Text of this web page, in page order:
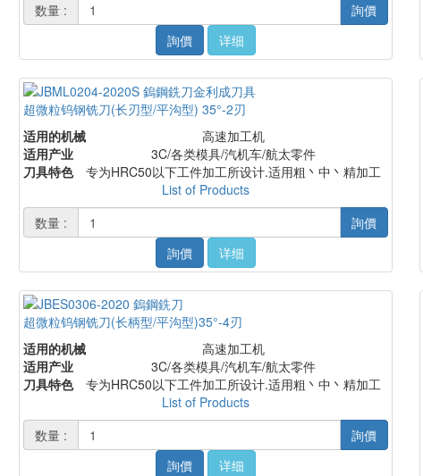
数量 :
詢價
詢價
详细
超微粒钨钢铣刀(长刃型/平沟型) 35°-2刃
适用的机械
高速加工机
适用产业
3C/各类模具/汽机车/航太零件
刀具特色
专为HRC50以下工件加工所设计.适用粗丶中丶精加工
List of Products
数量 :
詢價
詢價
详细
超微粒钨钢铣刀(长柄型/平沟型)35°-4刃
适用的机械
高速加工机
适用产业
3C/各类模具/汽机车/航太零件
刀具特色
专为HRC50以下工件加工所设计.适用粗丶中丶精加工
List of Products
数量 :
詢價
詢價
详细